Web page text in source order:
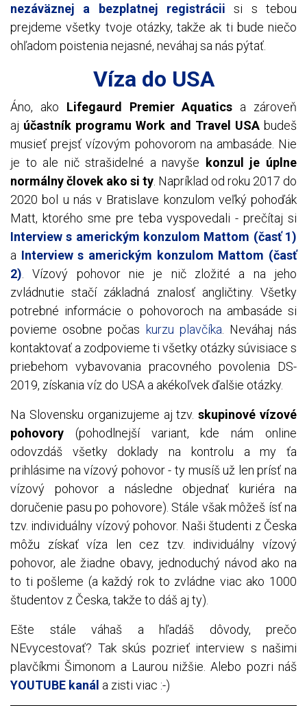
nezáväznej a bezplatnej registrácii si s tebou
prejdeme všetky tvoje otázky, takže ak ti bude niečo
ohľadom poistenia nejasné, neváhaj sa nás pýtať.
Víza do USA
Áno, ako Lifegaurd Premier Aquatics a zároveň
aj účastník programu Work and Travel USAbudeš
musieť prejsť vízovým pohovorom na ambasáde. Nie
je to ale nič strašidelné a navyše
konzul je úplne
normálny človek ako si ty . Napríklad od roku 2017 do
2020 bol u nás v Bratislave konzulom veľký pohoďák
Matt, ktorého sme pre teba vyspovedali - prečítaj si
Interview s americkým konzulom Mattom (časť 1)
a Interview s americkým konzulom Mattom (časť
2) .Vízový pohovor nie je nič zložité a na jeho
zvládnutie stačí základná znalosť angličtiny. Všetky
potrebné informácie o pohovoroch na ambasáde si
povieme osobne počas kurzu plavčíka . Neváhaj nás
kontaktovať a zodpovieme ti všetky otázky súvisiace s
priebehom vybavovania pracovného povolenia DS-
2019, získania víz do USA a akékoľvek ďalšie otázky.
Na Slovensku organizujeme aj tzv.skupinové vízové
pohovory (pohodlnejší variant, kde nám online
odovzdáš všetky doklady na kontrolu a my ťa
prihlásime na vízový pohovor - ty musíš už len prísť na
vízový pohovor a následne objednať kuriéra na
doručenie pasu po pohovore). Stále však môžeš ísť na
tzv. individuálny vízový pohovor. Naši študenti z Česka
môžu získať víza len cez tzv. individuálny vízový
pohovor, ale žiadne obavy, jednoduchý návod ako na
to ti pošleme (a každý rok to zvládne viac ako 1000
študentov z Česka, takže to dáš aj ty).
Ešte stále váhaš a hľadáš dôvody, prečo
NEvycestovať? Tak skús pozrieť interview s našimi
plavčíkmi Šimonom a Laurou nižšie. Alebo pozri náš
YOUTUBE kanál a zisti viac :-)